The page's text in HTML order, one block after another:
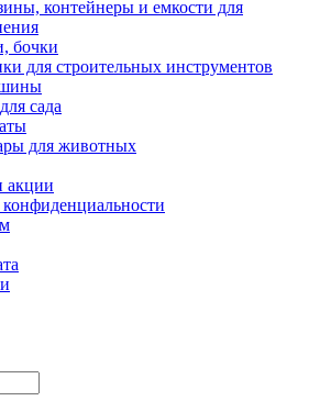
контейнеры и емкости для
бочки
для строительных инструментов
сада
для животных
акции